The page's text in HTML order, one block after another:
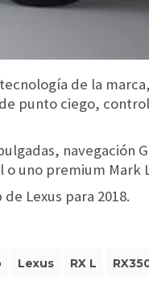
de la
punto ciego,
navegación
uno premium Mark
Lexus para 2018.
Lexus RX L